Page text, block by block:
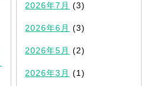
2026年7月 (3)
2026年6月 (3)
2026年5月 (2)
2026年3月 (1)